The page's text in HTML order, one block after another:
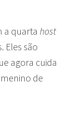
a quarta host
Eles são
agora cuida
de